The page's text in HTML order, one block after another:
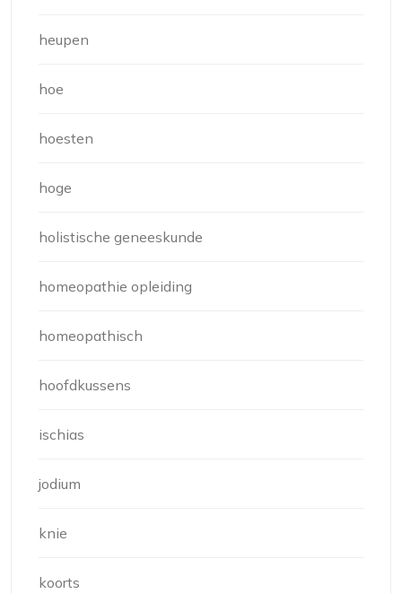
heupen
hoe
hoesten
hoge
holistische geneeskunde
homeopathie opleiding
homeopathisch
hoofdkussens
ischias
jodium
knie
koorts